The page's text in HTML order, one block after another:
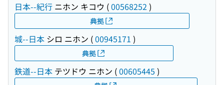
日本--紀行 ニホン キコウ (00568252 )
典拠
城--日本 シロ ニホン (00945171 )
典拠
鉄道--日本 テツドウ ニホン (00605445 )